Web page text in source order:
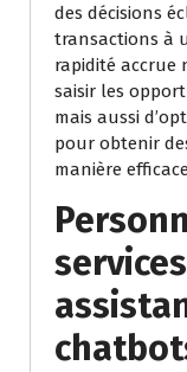
des décisions
transactions à
rapidité accrue
saisir les
mais aussi
pour obtenir
manière